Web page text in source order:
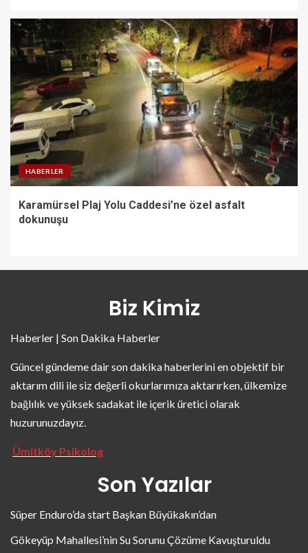
HABERLER
Karamürsel Plaj Yolu Caddesi’ne özel asfalt
dokunuşu
Biz Kimiz
Haberler | Son Dakika Haberler
Güncel gündeme dair son dakika haberlerini en objektif bir
aktarım dili ile siz değerli okurlarımıza aktarırken, ülkemize
bağlılık ve yüksek sadakat ile içerik üretici olarak
huzurunuzdayız.
Ümitköy Psikolog
Son Yazılar
Süper Enduro’da start Başkan Büyükakın’dan
Gökeyüp Mahallesi’nin Su Sorunu Çözüme Kavuşturuldu